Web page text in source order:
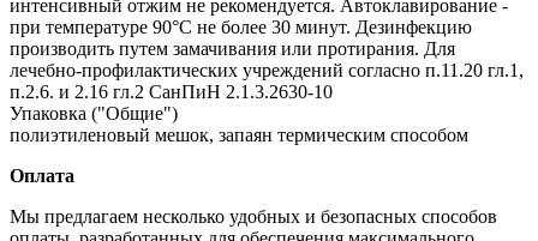
интенсивный отжим не рекомендуется. Автоклавирование -
при температуре 90°С не более 30 минут. Дезинфекцию
производить путем замачивания или протирания. Для
лечебно-профилактических учреждений согласно п.11.20 гл.1,
п.2.6. и 2.16 гл.2 СанПиН 2.1.3.2630-10
Упаковка ("Общие")
полиэтиленовый мешок, запаян термическим способом
Оплата
Мы предлагаем несколько удобных и безопасных способов